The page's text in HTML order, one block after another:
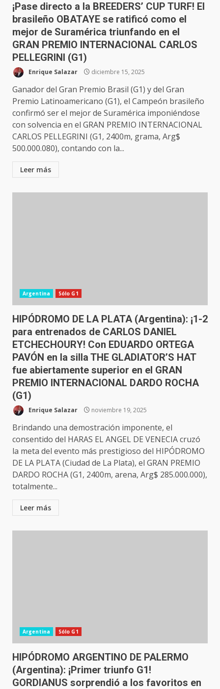
¡Pase directo a la BREEDERS’ CUP TURF! El
brasileño OBATAYE se ratificó como el
mejor de Suramérica triunfando en el
GRAN PREMIO INTERNACIONAL CARLOS
PELLEGRINI (G1)
Enrique Salazar diciembre 15, 2025
Ganador del Gran Premio Brasil (G1) y del Gran
Premio Latinoamericano (G1), el Campeón brasileño
confirmó ser el mejor de Suramérica imponiéndose
con solvencia en el GRAN PREMIO INTERNACIONAL
CARLOS PELLEGRINI (G1, 2400m, grama, Arg$
500.000.080), contando con la...
Leer más
Argentina Sólo G1
HIPÓDROMO DE LA PLATA (Argentina): ¡1-2
para entrenados de CARLOS DANIEL
ETCHECHOURY! Con EDUARDO ORTEGA
PAVÓN en la silla THE GLADIATOR’S HAT
fue abiertamente superior en el GRAN
PREMIO INTERNACIONAL DARDO ROCHA
(G1)
Enrique Salazar noviembre 19, 2025
Brindando una demostración imponente, el
consentido del HARAS EL ANGEL DE VENECIA cruzó
la meta del evento más prestigioso del HIPÓDROMO
DE LA PLATA (Ciudad de La Plata), el GRAN PREMIO
DARDO ROCHA (G1, 2400m, arena, Arg$ 285.000.000),
totalmente...
Leer más
Argentina Sólo G1
HIPÓDROMO ARGENTINO DE PALERMO
(Argentina): ¡Primer triunfo G1!
GORDIANUS sorprendió a los favoritos en